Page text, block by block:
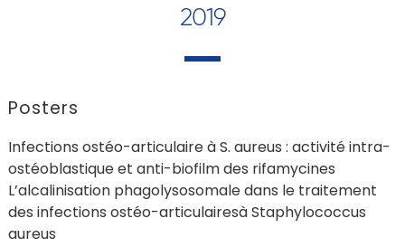
2019
Posters
Infections ostéo-articulaire à S. aureus : activité intra-
ostéoblastique et anti-biofilm des rifamycines
L’alcalinisation phagolysosomale dans le traitement
des infections ostéo-articulairesà Staphylococcus
aureus